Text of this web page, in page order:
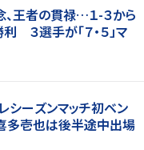
、王者の貫禄…１-３から
３選手が「７・５」マ
シーズンマッチ初ベン
壱也は後半途中出場